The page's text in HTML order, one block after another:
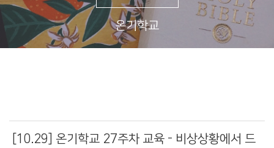
온기학교
[10.29] 온기학교 27주차 교육 - 비상상황에서 드